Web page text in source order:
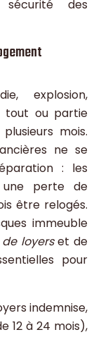
des
explosion,
tout ou partie
mois.
ne se
: les
une perte de
être relogés.
immeuble
loyerset de
pour
indemnise,
12 à 24 mois),